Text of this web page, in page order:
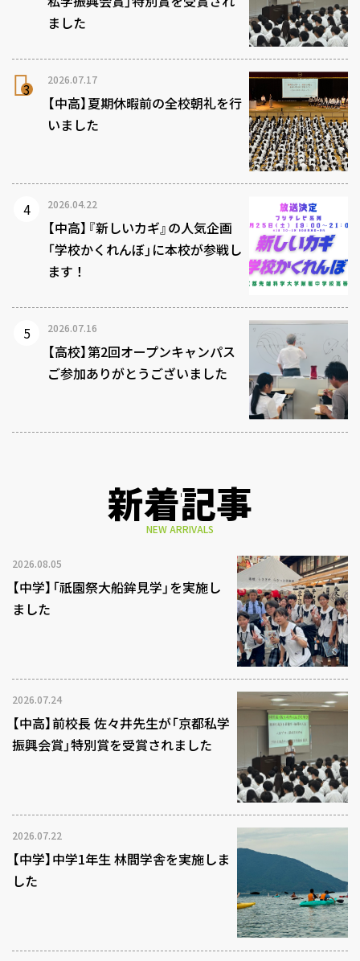
ました
2026.07.17
【中高】夏期休暇前の全校朝礼を行
いました
2026.04.22
【中高】『新しいカギ』の人気企画
「学校かくれんぼ」に本校が参戦し
ます！
2026.07.16
【高校】第2回オープンキャンパス
ご参加ありがとうございました
新着記事
NEW ARRIVALS
2026.08.05
【中学】「祇園祭大船鉾見学」を実施し
ました
2026.07.24
【中高】前校長 佐々井先生が「京都私学
振興会賞」特別賞を受賞されました
2026.07.22
【中学】中学1年生 林間学舎を実施しま
した